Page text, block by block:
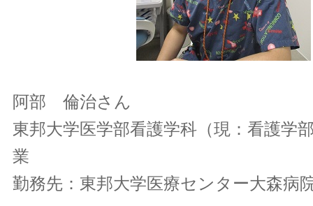
阿部 倫治さん
東邦大学医学部看護学科（現：看護学
業
勤務先：東邦大学医療センター大森病